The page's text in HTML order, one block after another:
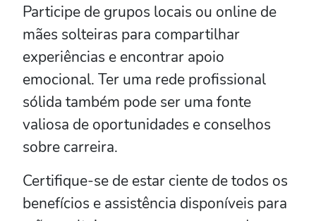
Participe de grupos locais ou online de
mães solteiras para compartilhar
experiências e encontrar apoio
emocional. Ter uma rede profissional
sólida também pode ser uma fonte
valiosa de oportunidades e conselhos
sobre carreira.
Certifique-se de estar ciente de todos os
benefícios e assistência disponíveis para